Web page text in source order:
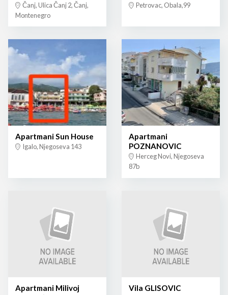
Čanj, Ulica Čanj 2, Čanj,
Montenegro
Petrovac, Obala,99
Apartmani Sun House
Igalo, Njegoseva 143
Apartmani
POZNANOVIC
Herceg Novi, Njegoseva
87b
Apartmani Milivoj
Vila GLISOVIC